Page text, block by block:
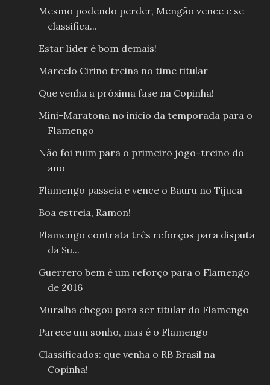
Mesmo podendo perder, Mengão vence e se
classifica...
Estar líder é bom demais!
Marcelo Cirino treina no time titular
Que venha a próxima fase na Copinha!
Mini-Maratona no inicio da temporada para o
Flamengo
Não foi ruim para o primeiro jogo-treino do
ano
Flamengo passeia e vence o Bauru no Tijuca
Boa estreia, Ramon!
Flamengo contrata três reforços para disputa
da Su...
Guerrero bem é um reforço para o Flamengo
de 2016
Muralha chegou para ser titular do Flamengo
Parece um sonho, mas é o Flamengo
Classificados: que venha o RB Brasil na
Copinha!